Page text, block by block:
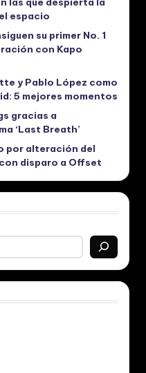
espacio
su primer No. 1
con Kapo
y Pablo López como
5 mejores momentos
gracias a
‘Last Breath’
por alteración del
disparo a Offset